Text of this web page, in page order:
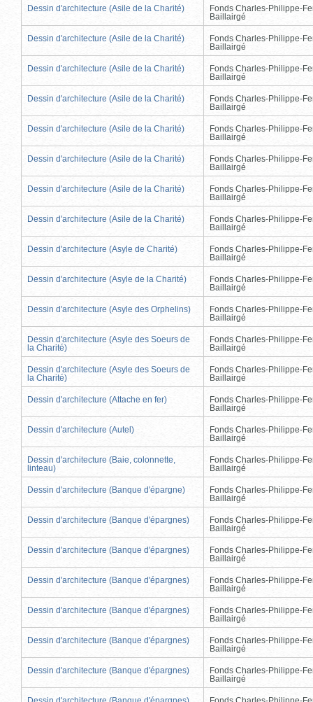
Dessin d'architecture (Asile de la Charité)
Fonds Charles-Philippe-
Baillairgé
Dessin d'architecture (Asile de la Charité)
Fonds Charles-Philippe-
Baillairgé
Dessin d'architecture (Asile de la Charité)
Fonds Charles-Philippe-
Baillairgé
Dessin d'architecture (Asile de la Charité)
Fonds Charles-Philippe-
Baillairgé
Dessin d'architecture (Asile de la Charité)
Fonds Charles-Philippe-
Baillairgé
Dessin d'architecture (Asile de la Charité)
Fonds Charles-Philippe-
Baillairgé
Dessin d'architecture (Asile de la Charité)
Fonds Charles-Philippe-
Baillairgé
Dessin d'architecture (Asile de la Charité)
Fonds Charles-Philippe-
Baillairgé
Dessin d'architecture (Asyle de Charité)
Fonds Charles-Philippe-
Baillairgé
Dessin d'architecture (Asyle de la Charité)
Fonds Charles-Philippe-
Baillairgé
Dessin d'architecture (Asyle des Orphelins)
Fonds Charles-Philippe-
Baillairgé
Dessin d'architecture (Asyle des Soeurs de
la Charité)
Fonds Charles-Philippe-
Baillairgé
Dessin d'architecture (Asyle des Soeurs de
la Charité)
Fonds Charles-Philippe-
Baillairgé
Dessin d'architecture (Attache en fer)
Fonds Charles-Philippe-
Baillairgé
Dessin d'architecture (Autel)
Fonds Charles-Philippe-
Baillairgé
Dessin d'architecture (Baie, colonnette,
linteau)
Fonds Charles-Philippe-
Baillairgé
Dessin d'architecture (Banque d'épargne)
Fonds Charles-Philippe-
Baillairgé
Dessin d'architecture (Banque d'épargnes)
Fonds Charles-Philippe-
Baillairgé
Dessin d'architecture (Banque d'épargnes)
Fonds Charles-Philippe-
Baillairgé
Dessin d'architecture (Banque d'épargnes)
Fonds Charles-Philippe-
Baillairgé
Dessin d'architecture (Banque d'épargnes)
Fonds Charles-Philippe-
Baillairgé
Dessin d'architecture (Banque d'épargnes)
Fonds Charles-Philippe-
Baillairgé
Dessin d'architecture (Banque d'épargnes)
Fonds Charles-Philippe-
Baillairgé